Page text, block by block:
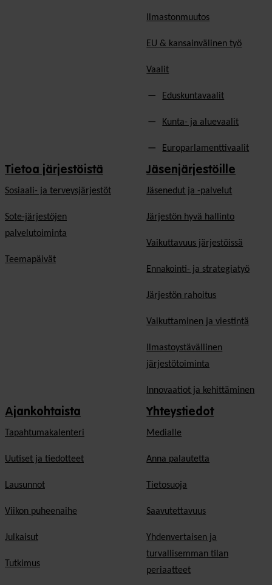
Ilmastonmuutos
EU & kansainvälinen työ
Vaalit
Eduskuntavaalit
Kunta- ja aluevaalit
Europarlamenttivaalit
Tietoa järjestöistä
Sosiaali- ja terveysjärjestöt
Sote-järjestöjen
palvelutoiminta
Teemapäivät
Jäsenjärjestöille
Jäsen­edut ja -palvelut
Järjestön hyvä hallinto
Vaikuttavuus järjestöissä
Ennakointi- ja strategiatyö
Järjestön rahoitus
Vaikuttaminen ja viestintä
Ilmastoystävällinen
järjestötoiminta
Innovaatiot ja kehittäminen
Ajankohtaista
Tapahtumakalenteri
Uutiset ja tiedotteet
Lausunnot
Viikon puheenaihe
Julkaisut
Tutkimus
Yhteystiedot
Medialle
Anna palautetta
Tietosuoja
Saavutettavuus
Yhdenvertaisen ja
turvallisemman tilan
periaatteet